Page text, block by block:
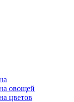
овощей
цветов